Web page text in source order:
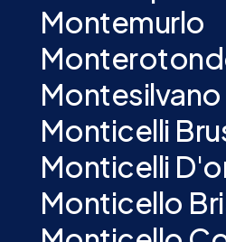
Montemurlo
Montesilvano
Monticelli
Monticelli
Monticello